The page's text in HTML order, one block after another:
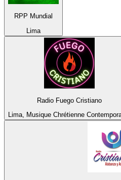
RPP Mundial
Lima
Radio Fuego Cristiano
Lima, Musique Chrétienne